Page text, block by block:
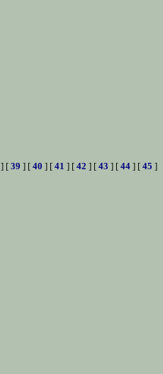
] [ 39 ] [ 40 ] [ 41 ] [ 42 ] [ 43 ] [ 44 ] [ 45 ]